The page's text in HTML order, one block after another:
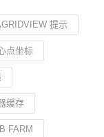
提示
点坐标
缓存
FARM